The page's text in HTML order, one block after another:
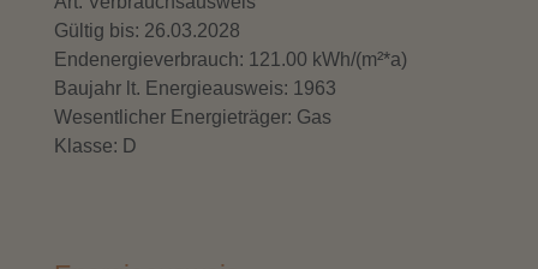
Gültig bis: 26.03.2028
Endenergieverbrauch: 121.00 kWh/(m²*a)
Baujahr lt. Energieausweis: 1963
Wesentlicher Energieträger: Gas
Klasse: D